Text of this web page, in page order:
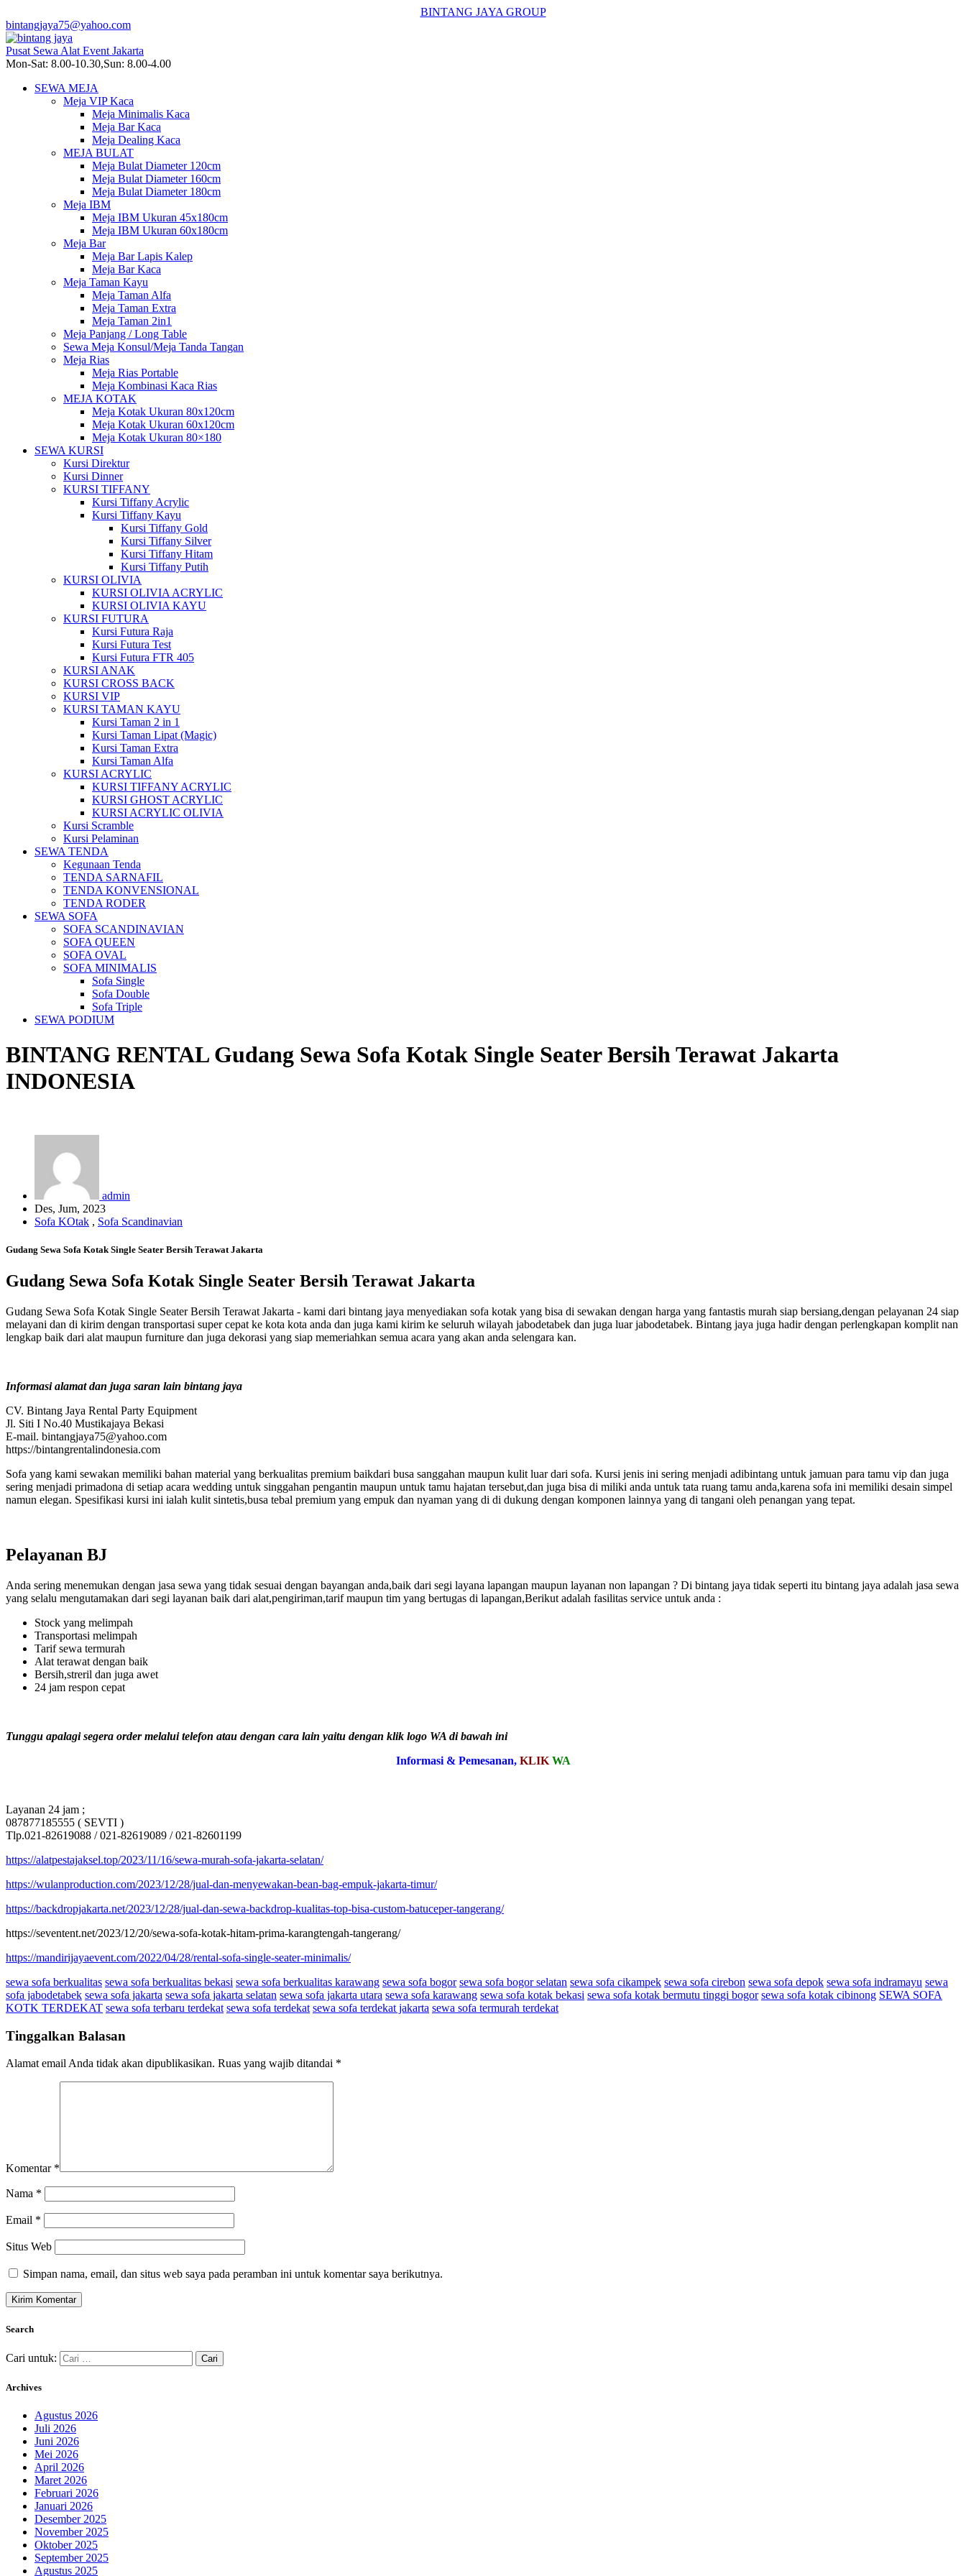
BINTANG JAYA GROUP
bintangjaya75@yahoo.com
Pusat Sewa Alat Event Jakarta
Mon-Sat: 8.00-10.30,Sun: 8.00-4.00
SEWA MEJA
Meja VIP Kaca
Meja Minimalis Kaca
Meja Bar Kaca
Meja Dealing Kaca
MEJA BULAT
Meja Bulat Diameter 120cm
Meja Bulat Diameter 160cm
Meja Bulat Diameter 180cm
Meja IBM
Meja IBM Ukuran 45x180cm
Meja IBM Ukuran 60x180cm
Meja Bar
Meja Bar Lapis Kalep
Meja Bar Kaca
Meja Taman Kayu
Meja Taman Alfa
Meja Taman Extra
Meja Taman 2in1
Meja Panjang / Long Table
Sewa Meja Konsul/Meja Tanda Tangan
Meja Rias
Meja Rias Portable
Meja Kombinasi Kaca Rias
MEJA KOTAK
Meja Kotak Ukuran 80x120cm
Meja Kotak Ukuran 60x120cm
Meja Kotak Ukuran 80×180
SEWA KURSI
Kursi Direktur
Kursi Dinner
KURSI TIFFANY
Kursi Tiffany Acrylic
Kursi Tiffany Kayu
Kursi Tiffany Gold
Kursi Tiffany Silver
Kursi Tiffany Hitam
Kursi Tiffany Putih
KURSI OLIVIA
KURSI OLIVIA ACRYLIC
KURSI OLIVIA KAYU
KURSI FUTURA
Kursi Futura Raja
Kursi Futura Test
Kursi Futura FTR 405
KURSI ANAK
KURSI CROSS BACK
KURSI VIP
KURSI TAMAN KAYU
Kursi Taman 2 in 1
Kursi Taman Lipat (Magic)
Kursi Taman Extra
Kursi Taman Alfa
KURSI ACRYLIC
KURSI TIFFANY ACRYLIC
KURSI GHOST ACRYLIC
KURSI ACRYLIC OLIVIA
Kursi Scramble
Kursi Pelaminan
SEWA TENDA
Kegunaan Tenda
TENDA SARNAFIL
TENDA KONVENSIONAL
TENDA RODER
SEWA SOFA
SOFA SCANDINAVIAN
SOFA QUEEN
SOFA OVAL
SOFA MINIMALIS
Sofa Single
Sofa Double
Sofa Triple
SEWA PODIUM
BINTANG RENTAL Gudang Sewa Sofa Kotak Single Seater Bersih Terawat Jakarta
INDONESIA
admin
Des, Jum, 2023
Sofa KOtak , Sofa Scandinavian
Gudang Sewa Sofa Kotak Single Seater Bersih Terawat Jakarta
Gudang Sewa Sofa Kotak Single Seater Bersih Terawat Jakarta
Gudang Sewa Sofa Kotak Single Seater Bersih Terawat Jakarta - kami dari bintang jaya menyediakan sofa kotak yang bisa di sewakan dengan harga yang fantastis murah siap bersiang,dengan pelayanan 24 siap
melayani dan di kirim dengan transportasi super cepat ke kota kota anda dan juga kami kirim ke seluruh wilayah jabodetabek dan juga luar jabodetabek. Bintang jaya juga hadir dengan perlengkapan komplit nan
lengkap baik dari alat maupun furniture dan juga dekorasi yang siap memeriahkan semua acara yang akan anda selengara kan.
Informasi alamat dan juga saran lain bintang jaya
CV. Bintang Jaya Rental Party Equipment
Jl. Siti I No.40 Mustikajaya Bekasi
E-mail. bintangjaya75@yahoo.com
https://bintangrentalindonesia.com
Sofa yang kami sewakan memiliki bahan material yang berkualitas premium baikdari busa sanggahan maupun kulit luar dari sofa. Kursi jenis ini sering menjadi adibintang untuk jamuan para tamu vip dan juga
sering menjadi primadona di setiap acara wedding untuk singgahan pengantin maupun untuk tamu hajatan tersebut,dan juga bisa di miliki anda untuk tata ruang tamu anda,karena sofa ini memiliki desain simpel
namun elegan. Spesifikasi kursi ini ialah kulit sintetis,busa tebal premium yang empuk dan nyaman yang di di dukung dengan komponen lainnya yang di tangani oleh penangan yang tepat.
Pelayanan BJ
Anda sering menemukan dengan jasa sewa yang tidak sesuai dengan bayangan anda,baik dari segi layana lapangan maupun layanan non lapangan ? Di bintang jaya tidak seperti itu bintang jaya adalah jasa sewa
yang selalu mengutamakan dari segi layanan baik dari alat,pengiriman,tarif maupun tim yang bertugas di lapangan,Berikut adalah fasilitas service untuk anda :
Stock yang melimpah
Transportasi melimpah
Tarif sewa termurah
Alat terawat dengan baik
Bersih,streril dan juga awet
24 jam respon cepat
Tunggu apalagi segera order melalui telefon atau dengan cara lain yaitu dengan klik logo WA di bawah ini
Informasi & Pemesanan, KLIK WA
Layanan 24 jam ;
087877185555 ( SEVTI )
Tlp.021-82619088 / 021-82619089 / 021-82601199
https://alatpestajaksel.top/2023/11/16/sewa-murah-sofa-jakarta-selatan/
https://wulanproduction.com/2023/12/28/jual-dan-menyewakan-bean-bag-empuk-jakarta-timur/
https://backdropjakarta.net/2023/12/28/jual-dan-sewa-backdrop-kualitas-top-bisa-custom-batuceper-tangerang/
https://seventent.net/2023/12/20/sewa-sofa-kotak-hitam-prima-karangtengah-tangerang/
https://mandirijayaevent.com/2022/04/28/rental-sofa-single-seater-minimalis/
sewa sofa berkualitas sewa sofa berkualitas bekasi sewa sofa berkualitas karawang sewa sofa bogor sewa sofa bogor selatan sewa sofa cikampek sewa sofa cirebon sewa sofa depok sewa sofa indramayu sewa
sofa jabodetabek sewa sofa jakarta sewa sofa jakarta selatan sewa sofa jakarta utara sewa sofa karawang sewa sofa kotak bekasi sewa sofa kotak bermutu tinggi bogor sewa sofa kotak cibinong SEWA SOFA
KOTK TERDEKAT sewa sofa terbaru terdekat sewa sofa terdekat sewa sofa terdekat jakarta sewa sofa termurah terdekat
Tinggalkan Balasan
Alamat email Anda tidak akan dipublikasikan. Ruas yang wajib ditandai *
Komentar *
Nama *
Email *
Situs Web
Simpan nama, email, dan situs web saya pada peramban ini untuk komentar saya berikutnya.
Search
Cari untuk:
Archives
Agustus 2026
Juli 2026
Juni 2026
Mei 2026
April 2026
Maret 2026
Februari 2026
Januari 2026
Desember 2025
November 2025
Oktober 2025
September 2025
Agustus 2025